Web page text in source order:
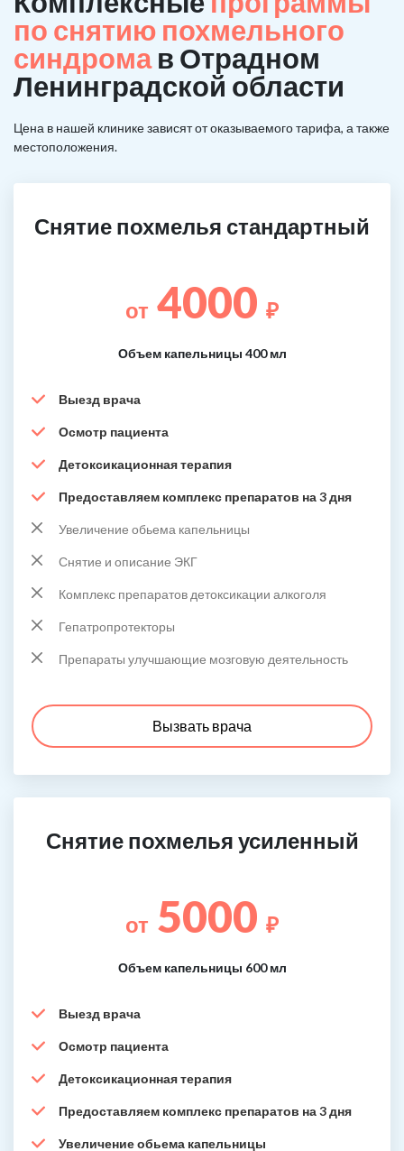
по снятию похмельного
синдромав Отрадном
Ленинградской области
Цена в нашей клинике зависят от оказываемого тарифа, а также
местоположения.
Снятие похмелья стандартный
от 4000 ₽
Объем капельницы 400 мл
Выезд врача
Осмотр пациента
Детоксикационная терапия
Предоставляем комплекс препаратов на 3 дня
Увеличение обьема капельницы
Снятие и описание ЭКГ
Комплекс препаратов детоксикации алкоголя
Гепатропротекторы
Препараты улучшающие мозговую деятельность
Вызвать врача
Снятие похмелья усиленный
от 5000 ₽
Объем капельницы 600 мл
Выезд врача
Осмотр пациента
Детоксикационная терапия
Предоставляем комплекс препаратов на 3 дня
Увеличение обьема капельницы